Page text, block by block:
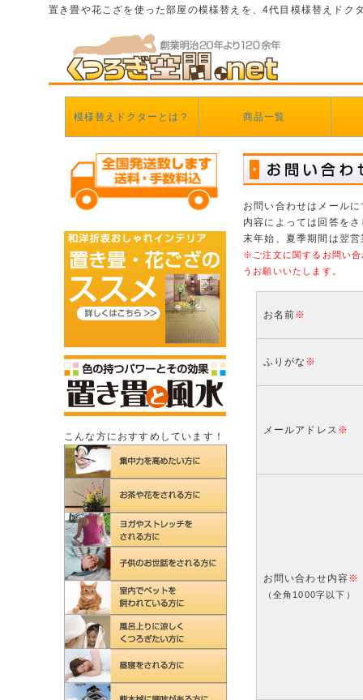
置き畳や花こざを使った部屋の模様替えを、4代目模様替えドク
模様替えドクターとは？ 商品一覧
こんな方におすすめしています！
お問い合わせはメール
内容によっては回答を
末年始、夏季期間は翌
※ご注文に関するお問い合
うお願いいたします。
お名前※
ふりがな ※
メールアドレス ※
お問い合わせ内容※
（全角1000字以下）